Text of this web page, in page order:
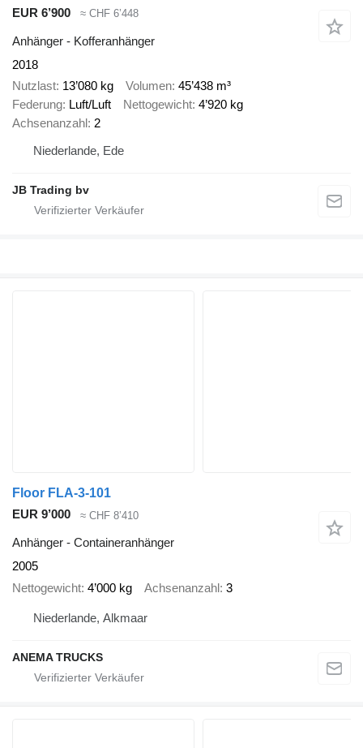
EUR 6’900
≈ CHF 6’448
Anhänger - Kofferanhänger
2018
Nutzlast 13’080 kg Volumen 45’438 m³
Federung Luft/Luft Nettogewicht 4’920 kg
Achsenanzahl 2
Niederlande, Ede
JB Trading bv
Floor FLA-3-101
EUR 9’000
≈ CHF 8’410
Anhänger - Containeranhänger
2005
Nettogewicht 4’000 kg Achsenanzahl 3
Niederlande, Alkmaar
ANEMA TRUCKS